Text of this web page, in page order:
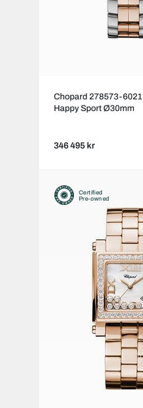
Chopard 278573-6021
Happy Sport Ø30mm
346 495 kr
Certified
Pre-owned